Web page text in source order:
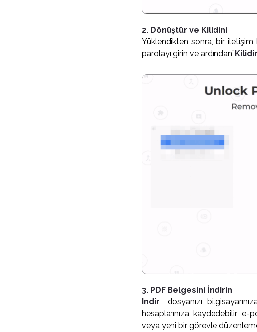
2. Dönüştür ve Kilidini
Yüklendikten sonra, bir iletişim
parolayı girin ve ardından”
3. PDF Belgesini İndirin
Indir
dosyanızı
hesaplarınıza kaydedebilir,
veya yeni bir görevle